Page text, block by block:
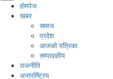
होमपेज
खबर
समाज
प्रदेश
आजको पत्रिका
सम्पादकीय
राजनीति
अन्तर्राष्ट्रिय